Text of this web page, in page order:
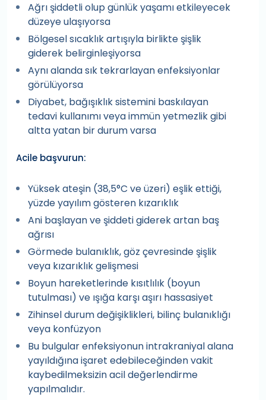
Ağrı şiddetli olup günlük yaşamı etkileyecek
düzeye ulaşıyorsa
Bölgesel sıcaklık artışıyla birlikte şişlik
giderek belirginleşiyorsa
Aynı alanda sık tekrarlayan enfeksiyonlar
görülüyorsa
Diyabet, bağışıklık sistemini baskılayan
tedavi kullanımı veya immün yetmezlik gibi
altta yatan bir durum varsa
Acile başvurun:
Yüksek ateşin (38,5°C ve üzeri) eşlik ettiği,
yüzde yayılım gösteren kızarıklık
Ani başlayan ve şiddeti giderek artan baş
ağrısı
Görmede bulanıklık, göz çevresinde şişlik
veya kızarıklık gelişmesi
Boyun hareketlerinde kısıtlılık (boyun
tutulması) ve ışığa karşı aşırı hassasiyet
Zihinsel durum değişiklikleri, bilinç bulanıklığı
veya konfüzyon
Bu bulgular enfeksiyonun intrakraniyal alana
yayıldığına işaret edebileceğinden vakit
kaybedilmeksizin acil değerlendirme
yapılmalıdır.